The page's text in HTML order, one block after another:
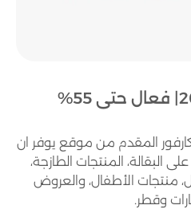
كود خصم كارفور 2026| فعال حتى 55%
المقدم من موقع يوفر ان
على خصم حتى 55% على البقالة، المنتجات الطازجة،
منتجات الأطفال، والعروض
وقطر.